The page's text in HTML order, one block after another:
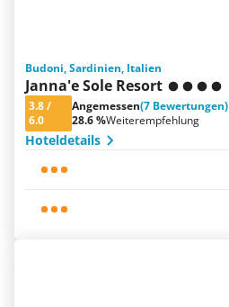
Budoni, Sardinien, Italien
Janna'e Sole Resort
3.8/
6.0
Angemessen(7 Bewertungen)
28.6 %Weiterempfehlung
Hoteldetails